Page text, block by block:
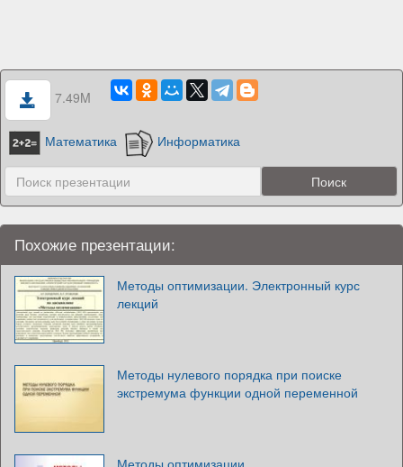
7.49M
Математика Информатика
Похожие презентации:
Методы оптимизации. Электронный курс
лекций
Методы нулевого порядка при поиске
экстремума функции одной переменной
Методы оптимизации